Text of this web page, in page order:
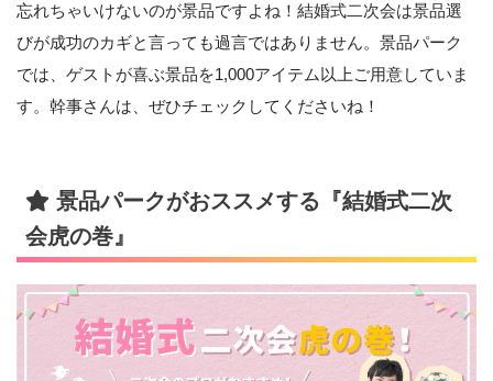
忘れちゃいけないのが景品ですよね！結婚式二次会は景品選
びが成功のカギと言っても過言ではありません。景品パーク
では、ゲストが喜ぶ景品を1,000アイテム以上ご用意していま
す。幹事さんは、ぜひチェックしてくださいね！
景品パークがおススメする『結婚式二次
会虎の巻』